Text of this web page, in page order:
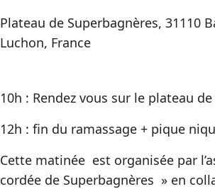
Plateau de Superbagnères, 31110
Luchon, France
10h : Rendez vous sur le plateau
12h : fin du ramassage + pique
Cette matinée est organisée par
cordée de Superbagnères » en